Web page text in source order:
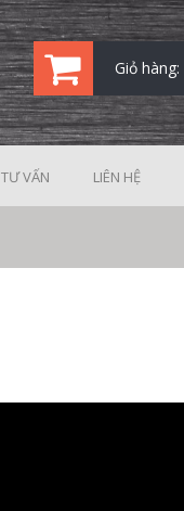
Giỏ hàng:
TƯ VẤN LIÊN HỆ